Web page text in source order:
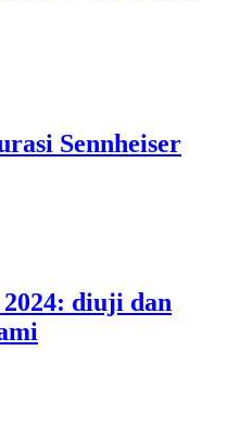
Sennheiser
diuji dan